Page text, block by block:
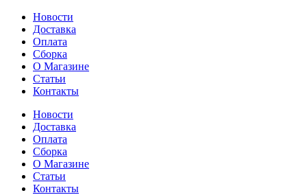
Новости
Доставка
Оплата
Сборка
О Магазине
Статьи
Контакты
Новости
Доставка
Оплата
Сборка
О Магазине
Статьи
Контакты